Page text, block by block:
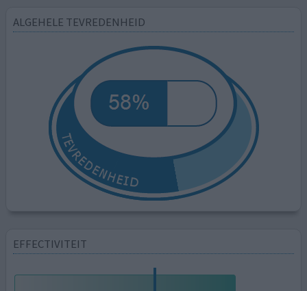
ALGEHELE TEVREDENHEID
EFFECTIVITEIT